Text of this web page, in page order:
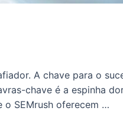
A chave para o
chave é a espinha
o SEMrush oferecem …